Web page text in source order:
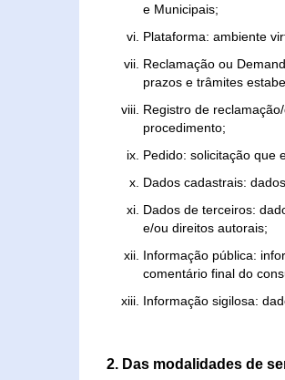
e Municipais;
Plataforma: ambiente
Reclamação ou
prazos e trâmites
Registro de
procedimento;
Pedido: solicitação que
Dados cadastrais:
Dados de terceiros:
e/ou direitos autorais;
Informação pública:
comentário final do
Informação sigilosa:
2. Das modalidades de